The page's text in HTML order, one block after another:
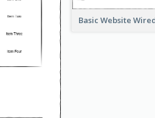
Basic Website